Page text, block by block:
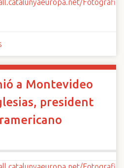
a Montevideo
president